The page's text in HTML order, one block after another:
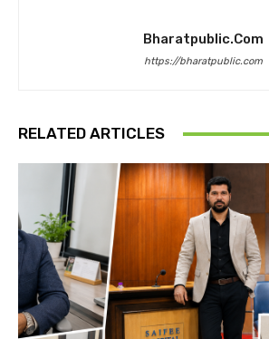
Bharatpublic.com
https://bharatpublic.com
RELATED ARTICLES